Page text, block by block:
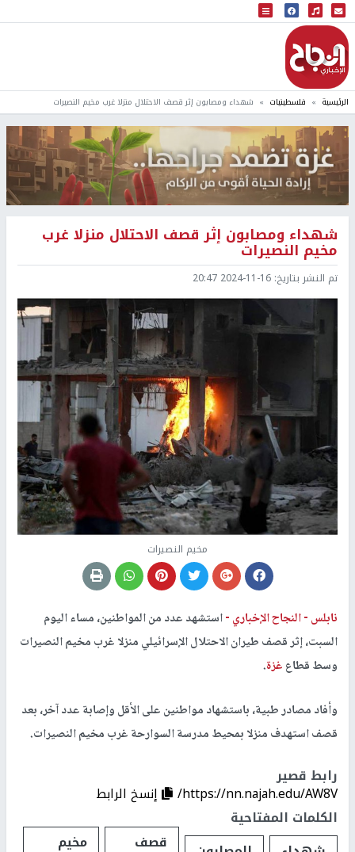
البث المباشر
إذاعة النجاح
الرئيسية فلسطينيات شهداء ومصابون إثر قصف الاحتلال منزلا غرب مخيم النصيرات
شهداء ومصابون إثر قصف الاحتلال منزلا غرب
مخيم النصيرات
تم النشر بتاريخ: 2024-11-16 20:47
مخيم النصيرات
نابلس -النجاح الإخباري -استشهد عدد من المواطنين، مساء اليوم
السبت، إثر قصف طيران الاحتلال الإسرائيلي منزلا غرب مخيم النصيرات
وسط قطاعغزة.
وأفاد مصادر طبية، باستشهاد مواطنين على الأقل وإصابة عدد آخر، بعد
قصف استهدف منزلا بمحيط مدرسة السوارحة غرب مخيم النصيرات.
رابط قصير
https://nn.najah.edu/AW8V/
إنسخ الرابط
الكلمات المفتاحية
قصف مخيم